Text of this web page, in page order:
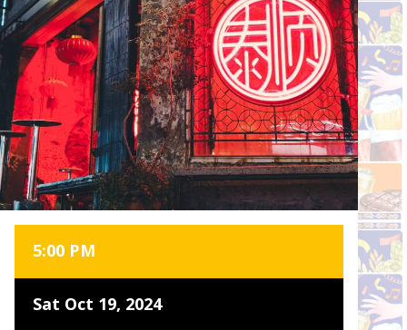
5:00 PM
Sat Oct 19, 2024